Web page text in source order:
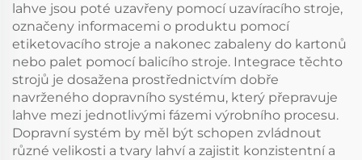
lahve jsou poté uzavřeny pomocí uzavíracího stroje,
označeny informacemi o produktu pomocí
etiketovacího stroje a nakonec zabaleny do kartonů
nebo palet pomocí balicího stroje. Integrace těchto
strojů je dosažena prostřednictvím dobře
navrženého dopravního systému, který přepravuje
lahve mezi jednotlivými fázemi výrobního procesu.
Dopravní systém by měl být schopen zvládnout
různé velikosti a tvary lahví a zajistit konzistentní a